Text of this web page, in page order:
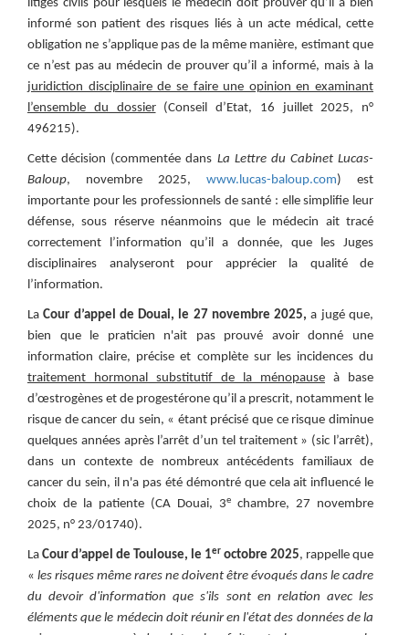
litiges civils pour lesquels le médecin doit prouver qu’il a bien
informé son patient des risques liés à un acte médical, cette
obligation ne s’applique pas de la même manière, estimant que
ce n’est pas au médecin de prouver qu’il a informé, mais à la
juridiction disciplinaire de se faire une opinion en examinant
l’ensemble du dossier
(Conseil d’Etat, 16 juillet 2025, n°
496215).
Cette décision (commentée dans La Lettre du Cabinet Lucas-
Baloup, novembre 2025, www.lucas-baloup.com) est
importante pour les professionnels de santé : elle simplifie leur
défense, sous réserve néanmoins que le médecin ait tracé
correctement l’information qu’il a donnée, que les Juges
disciplinaires analyseront pour apprécier la qualité de
l’information.
LaCour d’appel de Douai, le 27 novembre 2025, a jugé que,
bien que le praticien n'ait pas prouvé avoir donné une
information claire, précise et complète sur les incidences du
traitement hormonal substitutif de la ménopause à base
d’œstrogènes et de progestérone qu’il a prescrit, notamment le
risque de cancer du sein, « étant précisé que ce risque diminue
quelques années après l’arrêt d’un tel traitement » (sic l’arrêt),
dans un contexte de nombreux antécédents familiaux de
cancer du sein, il n'a pas été démontré que cela ait influencé le
choix de la patiente (CA Douai, 3e
chambre, 27 novembre
2025, n° 23/01740).
La Cour d’appel de Toulouse, le 1er octobre 2025, rappelle que
« les risques même rares ne doivent être évoqués dans le cadre
du devoir d'information que s'ils sont en relation avec les
éléments que le médecin doit réunir en l'état des données de la